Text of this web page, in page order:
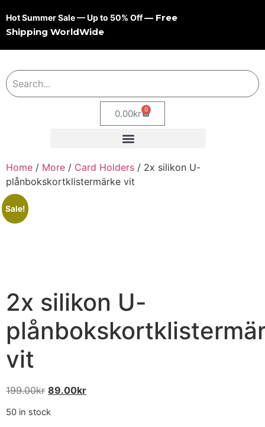
Hot Summer Sale — Up to 50% Off— Free
Shipping WorldWide
0.00kr 0
Home / More / Card Holders / 2x silikon U-
plånbokskortklistermärke vit
Sale!
2x silikon U-
vit
199.00kr 89.00kr
50 in stock